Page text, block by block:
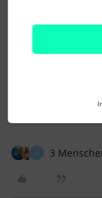
kann
Das kann der
3